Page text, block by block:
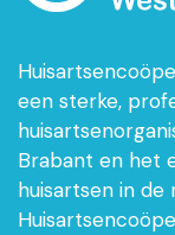
een sterke,
Brabant en het
huisartsen in de